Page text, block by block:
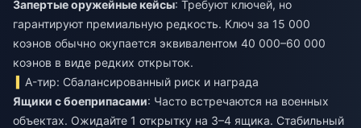
Запертые оружейные кейсы: Требуют ключей, но
гарантируют премиальную редкость. Ключ за 15 000
коэнов обычно окупается эквивалентом 40 000–60 000
коэнов в виде редких открыток.
A-тир: Сбалансированный риск и награда
Ящики с боеприпасами: Часто встречаются на военных
объектах. Ожидайте 1 открытку на 3–4 ящика. Стабильный